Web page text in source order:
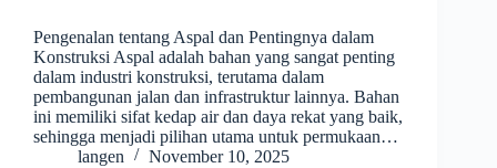
Pengenalan tentang Aspal dan Pentingnya dalam
Konstruksi Aspal adalah bahan yang sangat penting
dalam industri konstruksi, terutama dalam
pembangunan jalan dan infrastruktur lainnya. Bahan
ini memiliki sifat kedap air dan daya rekat yang baik,
sehingga menjadi pilihan utama untuk permukaan…
langen
November 10, 2025